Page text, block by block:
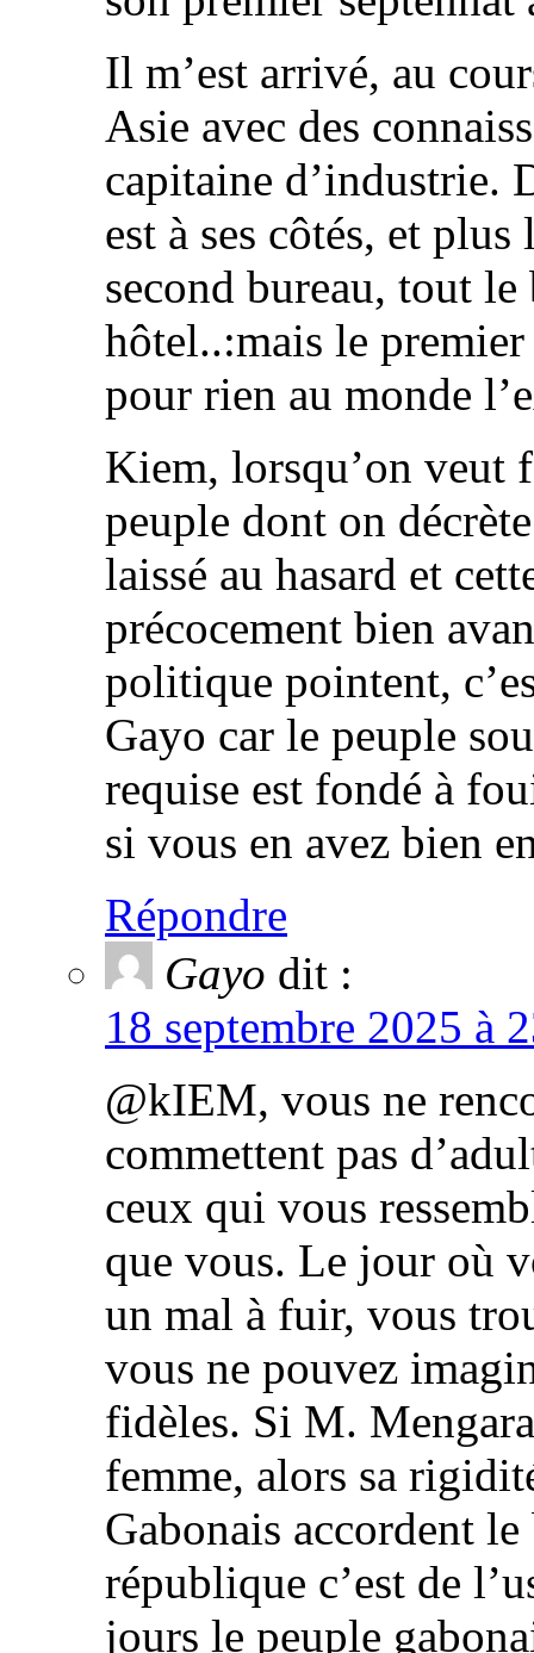
Il m’est arrivé, au
Asie avec des
capitaine d’industrie.
est à ses côtés, et
second bureau, tout
hôtel..:mais le
pour rien au monde
Kiem, lorsqu’on veut
peuple dont on
laissé au hasard et
précocement bien
politique pointent,
Gayo car le peuple
requise est fondé à
si vous en avez bien
Répondre
Gayo dit :
18 septembre 2025 à
@kIEM, vous ne
commettent pas
ceux qui vous
que vous. Le jour où
un mal à fuir, vous
vous ne pouvez
fidèles. Si M.
femme, alors sa
Gabonais accordent
république c’est de
jours le peuple